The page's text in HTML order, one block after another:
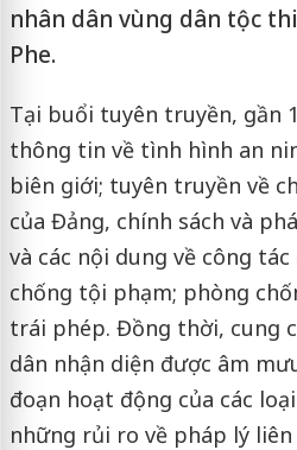
nhân dân vùng dân tộc
Phe.
Tại buổi tuyên truyền, gần
thông tin về tình hình an
biên giới; tuyên truyền về
của Đảng, chính sách và
và các nội dung về công
chống tội phạm; phòng
trái phép. Đồng thời, cung
dân nhận diện được âm
đoạn hoạt động của các
những rủi ro về pháp lý